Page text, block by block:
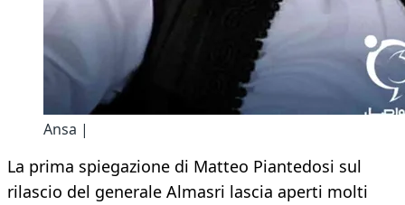
Ansa |
La prima spiegazione di Matteo Piantedosi sul
rilascio del generale Almasri lascia aperti molti